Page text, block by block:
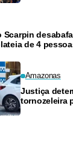
Scarpin
de 4
Amazonas
Justiça
tornozeleira